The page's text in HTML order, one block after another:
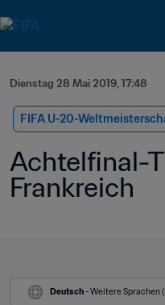
Dienstag 28 Mai 2019, 17:48
FIFA U-20-
Achtelfinal-
Frankreich
Deutsch - Weitere Sprachen